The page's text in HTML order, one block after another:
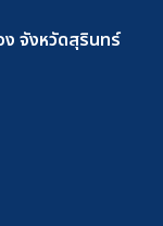
ง จังหวัดสุรินทร์